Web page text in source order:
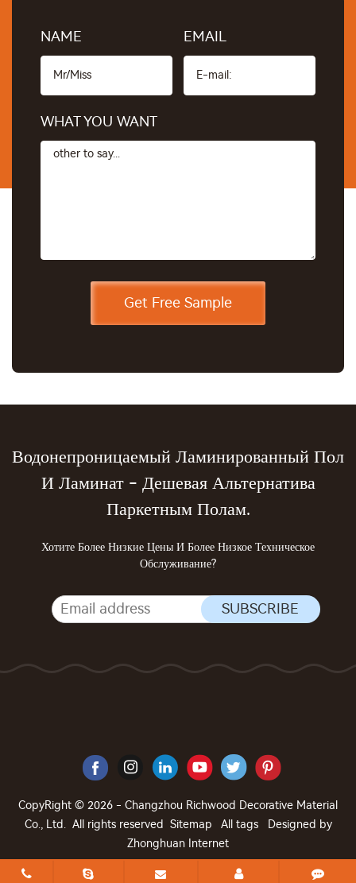
NAME EMAIL
WHAT YOU WANT
Водонепроницаемый Ламинированный Пол
И Ламинат - Дешевая Альтернатива
Паркетным Полам.
Хотите Более Низкие Цены И Более Низкое Техническое
Обслуживание?
CopyRight © 2026 - Changzhou Richwood Decorative Material
Co., Ltd. All rights reserved Sitemap All tags
Designed by
Zhonghuan Internet